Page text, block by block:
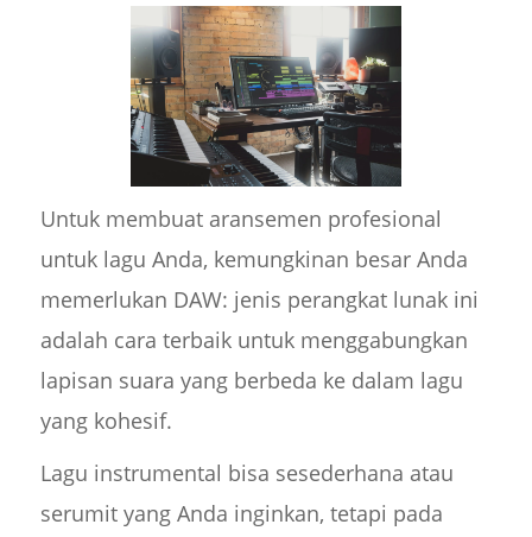
Untuk membuat aransemen profesional
untuk lagu Anda, kemungkinan besar Anda
memerlukan DAW: jenis perangkat lunak ini
adalah cara terbaik untuk menggabungkan
lapisan suara yang berbeda ke dalam lagu
yang kohesif.
Lagu instrumental bisa sesederhana atau
serumit yang Anda inginkan, tetapi pada